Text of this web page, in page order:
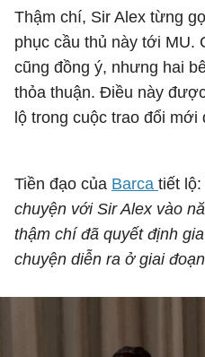
Thậm chí, Sir Alex từng
phục cầu thủ này tới MU.
cũng đồng ý, nhưng hai
thỏa thuận. Điều này
lộ trong cuộc trao đổi
Tiền đạo của Barca tiết lộ:
chuyện với Sir Alex vào
thậm chí đã quyết định
chuyện diễn ra ở giai